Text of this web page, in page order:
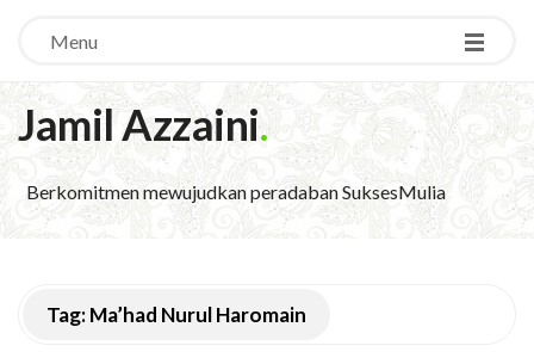
Menu
Jamil Azzaini.
Berkomitmen mewujudkan peradaban SuksesMulia
Tag:Ma’had Nurul Haromain